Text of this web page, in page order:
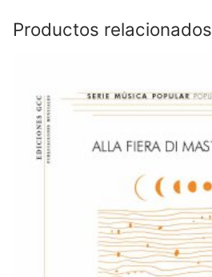
Productos relacionados